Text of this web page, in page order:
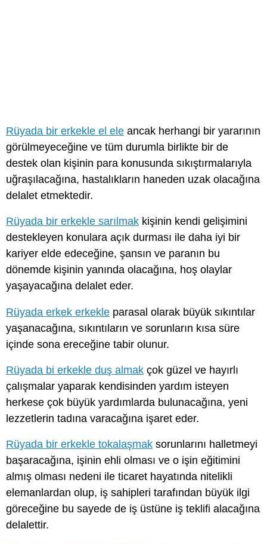
Rüyada bir erkekle el ele ancak herhangi bir yararının
görülmeyeceğine ve tüm durumla birlikte bir de
destek olan kişinin para konusunda sıkıştırmalarıyla
uğraşılacağına, hastalıkların haneden uzak olacağına
delalet etmektedir.
Rüyada bir erkekle sarılmak kişinin kendi gelişimini
destekleyen konulara açık durması ile daha iyi bir
kariyer elde edeceğine, şansın ve paranın bu
dönemde kişinin yanında olacağına, hoş olaylar
yaşayacağına delalet eder.
Rüyada erkek erkekle parasal olarak büyük sıkıntılar
yaşanacağına, sıkıntıların ve sorunların kısa süre
içinde sona ereceğine tabir olunur.
Rüyada bi erkekle duş almak çok güzel ve hayırlı
çalışmalar yaparak kendisinden yardım isteyen
herkese çok büyük yardımlarda bulunacağına, yeni
lezzetlerin tadına varacağına işaret eder.
Rüyada bir erkekle tokalaşmak sorunlarını halletmeyi
başaracağına, işinin ehli olması ve o işin eğitimini
almış olması nedeni ile ticaret hayatında nitelikli
elemanlardan olup, iş sahipleri tarafından büyük ilgi
göreceğine bu sayede de iş üstüne iş teklifi alacağına
delalettir.